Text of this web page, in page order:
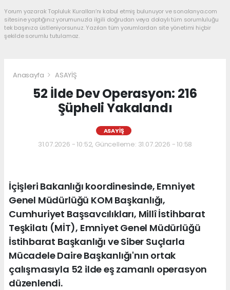
Yorum yazarak Topluluk Kuralları’nı kabul etmiş bulunuyor ve sonalanya.com
sitesine yaptığınız yorumunuzla ilgili doğrudan veya dolaylı tüm sorumluluğu
tek başınıza üstleniyorsunuz. Yazılan tüm yorumlardan site yönetimi hiçbir
şekilde sorumlu tutulamaz.
Anasayfa ASAYİŞ
52 İlde Dev Operasyon: 216
Şüpheli Yakalandı
ASAYİŞ
31.07.2026 - 10:52, Güncelleme: 31.07.2026 - 10:58
İçişleri Bakanlığı koordinesinde, Emniyet
Genel Müdürlüğü KOM Başkanlığı,
Cumhuriyet Başsavcılıkları, Millî İstihbarat
Teşkilatı (MİT), Emniyet Genel Müdürlüğü
İstihbarat Başkanlığı ve Siber Suçlarla
Mücadele Daire Başkanlığı'nın ortak
çalışmasıyla 52 ilde eş zamanlı operasyon
düzenlendi.